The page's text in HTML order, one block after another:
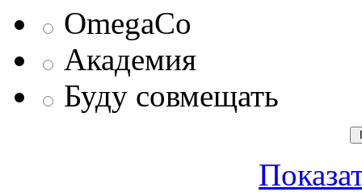
OmegaCo
Академия
Буду совмещать